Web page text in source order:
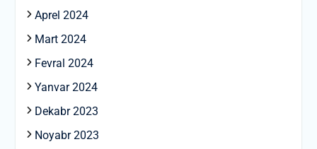
Aprel 2024
Mart 2024
Fevral 2024
Yanvar 2024
Dekabr 2023
Noyabr 2023